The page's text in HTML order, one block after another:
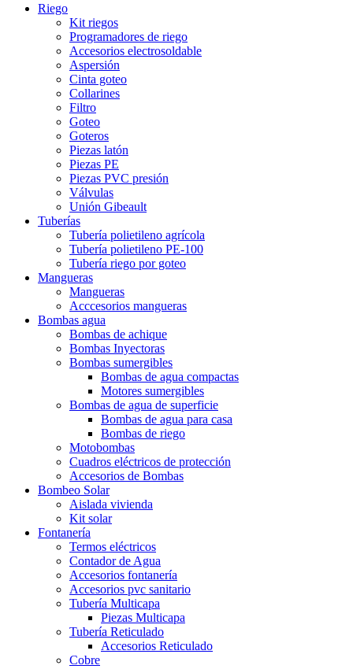
Riego
Kit riegos
Programadores de riego
Accesorios electrosoldable
Aspersión
Cinta goteo
Collarines
Filtro
Goteo
Goteros
Piezas latón
Piezas PE
Piezas PVC presión
Válvulas
Unión Gibeault
Tuberías
Tubería polietileno agrícola
Tubería polietileno PE-100
Tubería riego por goteo
Mangueras
Mangueras
Acccesorios mangueras
Bombas agua
Bombas de achique
Bombas Inyectoras
Bombas sumergibles
Bombas de agua compactas
Motores sumergibles
Bombas de agua de superficie
Bombas de agua para casa
Bombas de riego
Motobombas
Cuadros eléctricos de protección
Accesorios de Bombas
Bombeo Solar
Aislada vivienda
Kit solar
Fontanería
Termos eléctricos
Contador de Agua
Accesorios fontanería
Accesorios pvc sanitario
Tubería Multicapa
Piezas Multicapa
Tubería Reticulado
Accesorios Reticulado
Cobre